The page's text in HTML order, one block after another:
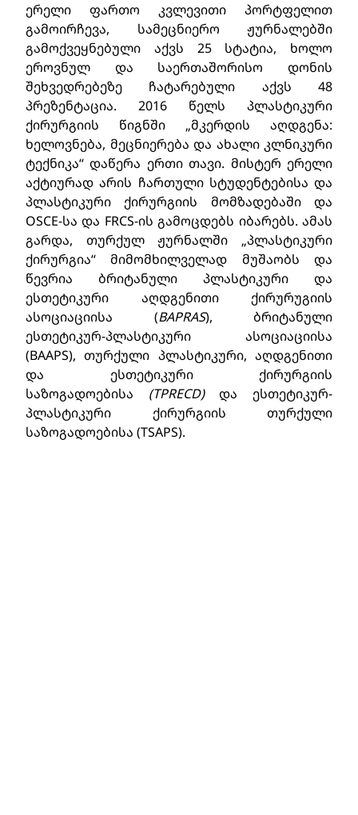
ერელი ფართო კვლევითი პორტფელით
გამოირჩევა, სამეცნიერო ჟურნალებში
გამოქვეყნებული აქვს 25 სტატია, ხოლო
ეროვნულ და საერთაშორისო დონის
შეხვედრებეზე ჩატარებული აქვს 48
პრეზენტაცია. 2016 წელს პლასტიკური
ქირურგიის წიგნში „მკერდის აღდგენა:
ხელოვნება, მეცნიერება და ახალი კლნიკური
ტექნიკა“ დაწერა ერთი თავი. მისტერ ერელი
აქტიურად არის ჩართული სტუდენტებისა და
პლასტიკური ქირურგიის მომზადებაში და
OSCE-სა და FRCS-ის გამოცდებს იბარებს. ამას
გარდა, თურქულ ჟურნალში „პლასტიკური
ქირურგია“ მიმომხილველად მუშაობს და
წევრია ბრიტანული პლასტიკური და
ესთეტიკური აღდგენითი ქირურუგიის
ასოციაციისა (BAPRAS), ბრიტანული
ესთეტიკურ-პლასტიკური ასოციაციისა
(BAAPS), თურქული პლასტიკური, აღდგენითი
და ესთეტიკური ქირურგიის
საზოგადოებისა (TPRECD)და ესთეტიკურ-
პლასტიკური ქირურგიის თურქული
საზოგადოებისა (TSAPS).